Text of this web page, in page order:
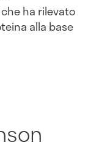
che ha rilevato
alla base